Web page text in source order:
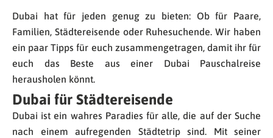
Dubai hat für jeden genug zu bieten: Ob für Paare,
Familien, Städtereisende oder Ruhesuchende. Wir haben
ein paar Tipps für euch zusammengetragen, damit ihr für
euch das Beste aus einer Dubai Pauschalreise
herausholen könnt.
Dubai für Städtereisende
Dubai ist ein wahres Paradies für alle, die auf der Suche
nach einem aufregenden Städtetrip sind. Mit seiner